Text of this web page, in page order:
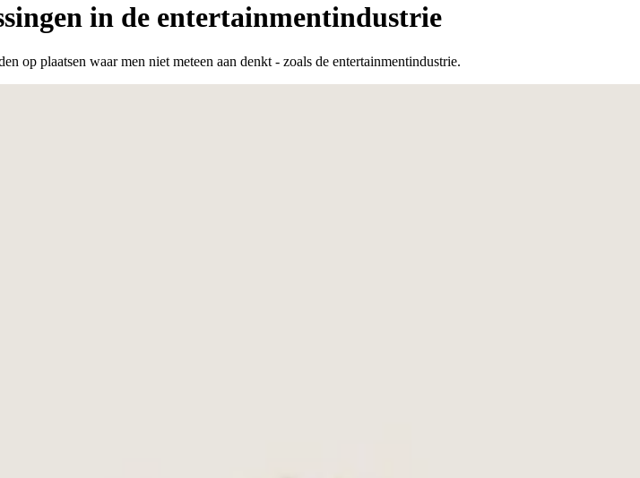
in de entertainmentindustrie
op plaatsen waar men niet meteen aan denkt - zoals de entertainmentindustrie.